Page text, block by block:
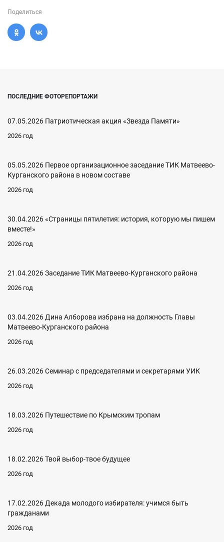
Поделиться
ПОСЛЕДНИЕ ФОТОРЕПОРТАЖИ
07.05.2026 Патриотическая акция «Звезда Памяти»
2026 год
05.05.2026 Первое организационное заседание ТИК Матвеево-
Курганского района в новом составе
2026 год
30.04.2026 «Страницы пятилетия: история, которую мы пишем
вместе!»
2026 год
21.04.2026 Заседание ТИК Матвеево-Курганского района
2026 год
03.04.2026 Дина Алборова избрана на должность Главы
Матвеево-Курганского района
2026 год
26.03.2026 Семинар с председателями и секретарями УИК
2026 год
18.03.2026 Путешествие по Крымским тропам
2026 год
18.02.2026 Твой выбор-твое будущее
2026 год
17.02.2026 Декада молодого избирателя: учимся быть
гражданами
2026 год